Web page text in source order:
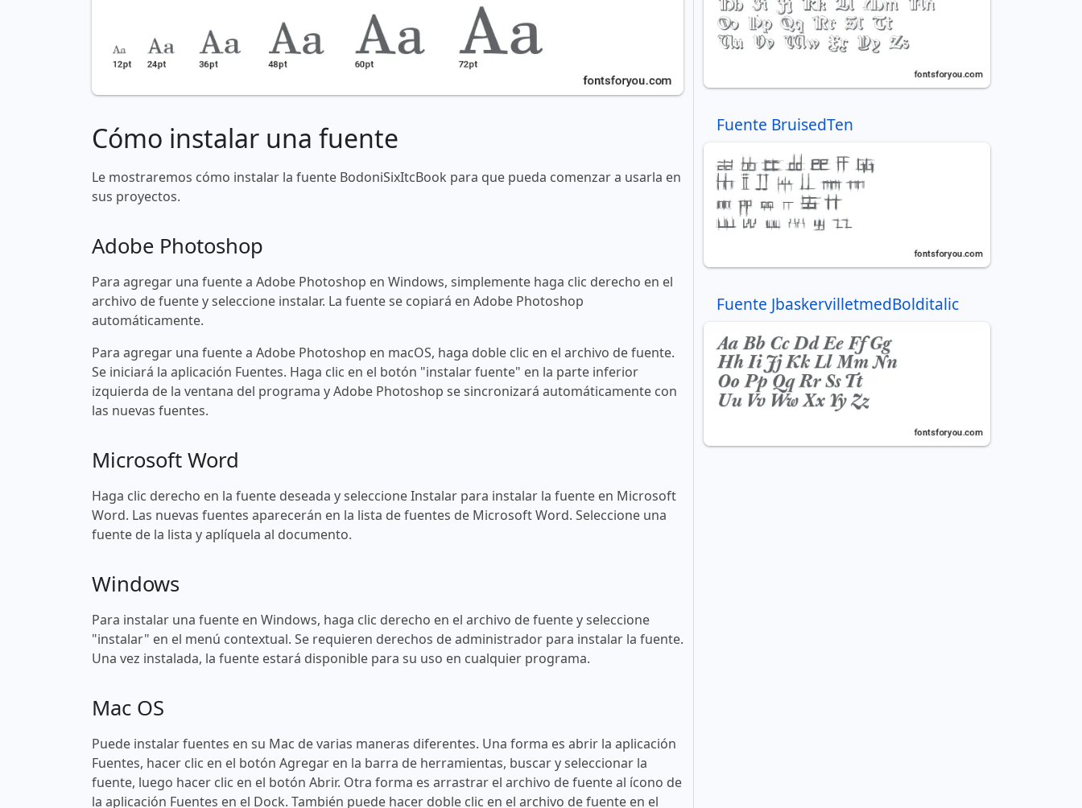
Cómo instalar una fuente
Le mostraremos cómo instalar la fuente BodoniSixItcBook para que pueda comenzar a usarla en
sus proyectos.
Adobe Photoshop
Para agregar una fuente a Adobe Photoshop en Windows, simplemente haga clic derecho en el
archivo de fuente y seleccione instalar. La fuente se copiará en Adobe Photoshop
automáticamente.
Para agregar una fuente a Adobe Photoshop en macOS, haga doble clic en el archivo de fuente.
Se iniciará la aplicación Fuentes. Haga clic en el botón "instalar fuente" en la parte inferior
izquierda de la ventana del programa y Adobe Photoshop se sincronizará automáticamente con
las nuevas fuentes.
Microsoft Word
Haga clic derecho en la fuente deseada y seleccione Instalar para instalar la fuente en Microsoft
Word. Las nuevas fuentes aparecerán en la lista de fuentes de Microsoft Word. Seleccione una
fuente de la lista y aplíquela al documento.
Windows
Para instalar una fuente en Windows, haga clic derecho en el archivo de fuente y seleccione
"instalar" en el menú contextual. Se requieren derechos de administrador para instalar la fuente.
Una vez instalada, la fuente estará disponible para su uso en cualquier programa.
Mac OS
Puede instalar fuentes en su Mac de varias maneras diferentes. Una forma es abrir la aplicación
Fuentes, hacer clic en el botón Agregar en la barra de herramientas, buscar y seleccionar la
fuente, luego hacer clic en el botón Abrir. Otra forma es arrastrar el archivo de fuente al ícono de
la aplicación Fuentes en el Dock. También puede hacer doble clic en el archivo de fuente en el
Fuente BruisedTen
Fuente JbaskervilletmedBolditalic